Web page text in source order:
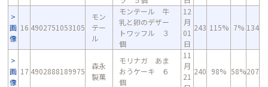
画
像
16 4902751053105
モン
テー
ル
モンテール 牛
乳と卵のデザー
トワッフル ３
個
12
月
01
日
243 115% 7% 134
画
像
17 4902888189975
森永
製菓
モリナガ あま
おうケーキ ６
個
11
月
21
240 98% 58%207